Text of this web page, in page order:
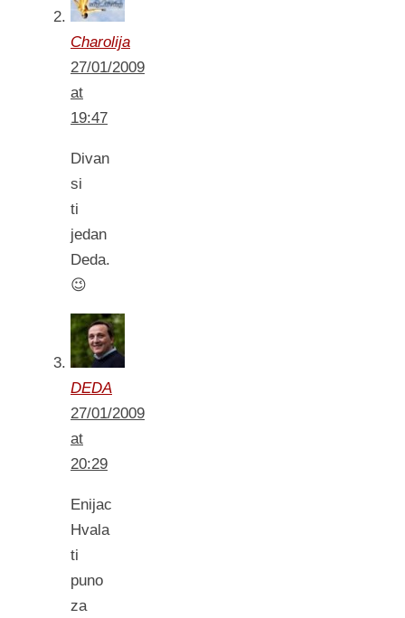
Charolija
27/01/2009
at
19:47
Divan
si
ti
jedan
Deda.
😉
DEDA
27/01/2009
at
20:29
Enijac
Hvala
ti
puno
za